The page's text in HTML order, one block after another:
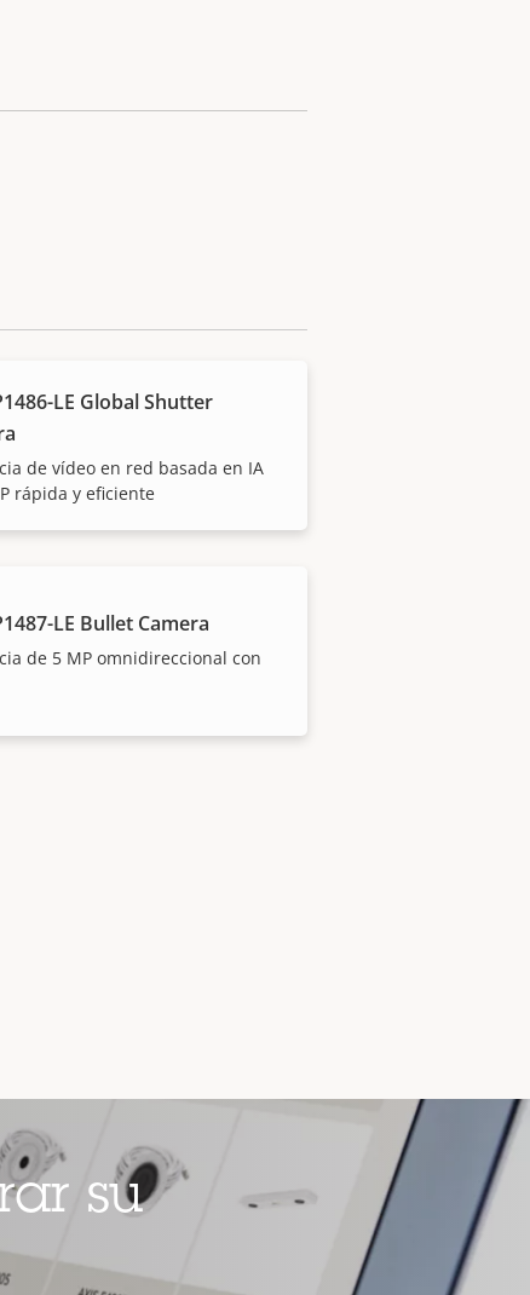
LE Global Shutter
de vídeo en red basada en IA
rápida y eficiente
LE Bullet Camera
de 5 MP omnidireccional con
su